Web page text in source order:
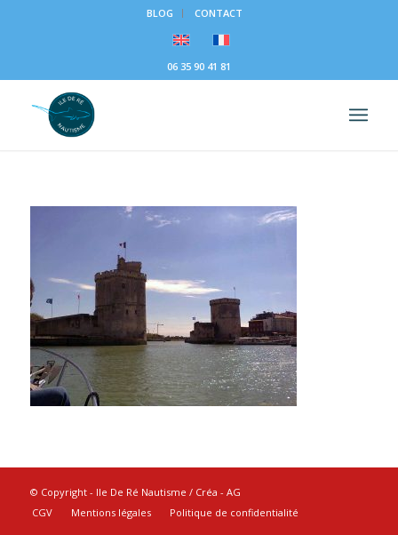
BLOG CONTACT
06 35 90 41 81
© Copyright - Ile De Ré Nautisme / Créa - AG
CGV
Mentions légales Politique de confidentialité